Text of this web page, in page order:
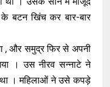
बटन खिंच कर बार-बार
, और समुद्र फिर से अपनी
। उस नीरव सन्नाटे ने
था । महिलाओं ने उसे कपड़े